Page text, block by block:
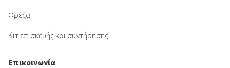
Φρέζα
Κιτ επισκευής και συντήρησης
Επικοινωνία